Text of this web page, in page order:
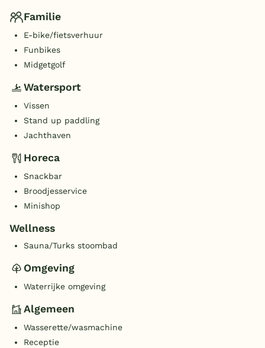
Familie
E-bike/fietsverhuur
Funbikes
Midgetgolf
Watersport
Vissen
Stand up paddling
Jachthaven
Horeca
Snackbar
Broodjesservice
Minishop
Wellness
Sauna/Turks stoombad
Omgeving
Waterrijke omgeving
Algemeen
Wasserette/wasmachine
Receptie